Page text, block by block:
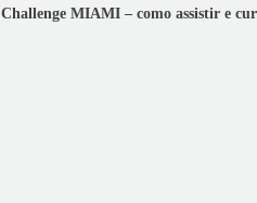
Challenge MIAMI – como assistir e